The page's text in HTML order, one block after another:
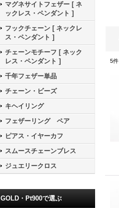
マグネサイトフェザー [ ネ
ックレス・ペンダント ]
フックチェーン [ ネックレ
ス・ペンダント ]
チェーンモチーフ [ ネック
レス・ペンダント ]
千年フェザー単品
チェーン・ビーズ
キヘイリング
フェザーリング ペア
ピアス・イヤーカフ
スムースチェーンブレス
ジュエリークロス
GOLD・Pt900で選ぶ
5件